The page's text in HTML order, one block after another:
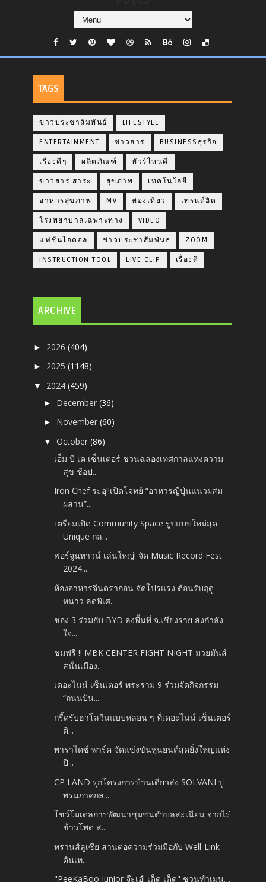
TAGS
ข่าวประชาสัมพันธ์ LIFESTYLE
ENTERTAINMENT ข่าวสาร BUSINESSธุรกิจ
เรื่องดีๆ ผลิตภัณฑ์ ทัวร์ไหนดี
ข่าวสาร สาระ สุขภาพ เทคโนโลยี
อาหารสุขภาพ MV ท่องเที่ยว เทรนด์ฮิต
โรงพยาบาลเฉพาะทาง VIDEO
แฟชั่นไอดอล ข่าวประชาสัมพันธ ZOOM
INSTRUCTION TOOL LIVE CLIP เรื่องดี
ARCHIVE
► 2026(404)
► 2025(1148)
▼ 2024(459)
► December(36)
► November(60)
▼October(86)
เอ็ม บี เค เซ็นเตอร์ ชวนฉลองเทศกาลแห่งความ
สุข ช้อป...
Iron Chef ระอุ!!เปิดโจทย์ “อาหารญี่ปุ่นแนวผสม
ผสาน”...
เตรียมเปิด Community Space รูปแบบใหม่สุด
Unique กล...
ฟอร์จูนทาวน์ เล่นใหญ่! จัด Music Record Fest
2024...
ห้องอาหารจีนดรากอน จัดโปรแรง ต้อนรับฤดู
หนาว ลดพิเศ...
ช่อง 3 ร่วมกับ BYD ลงพื้นที่ จ.เชียงราย ส่งกำลัง
ใจ...
ชมฟรี !! MBK CENTER FIGHT NIGHT มวยมันส์
สนั่นเมือง...
เดอะไนน์ เซ็นเตอร์ พระราม 9 ร่วมจัดกิจกรรม
“ถนนปัน...
กรี้ดรับฮาโลวีนแบบหลอน ๆ ที่เดอะไนน์ เซ็นเตอร์
ติ...
พาราไดซ์ พาร์ค จัดแข่งขันหุ่นยนต์สุดยิ่งใหญ่แห่ง
ปี...
CP LAND รุกโครงการบ้านเดี่ยวส่ง SŌLVANI ปู
พรมภาคกล...
โชว์โมเดลการพัฒนาชุมชนตำบลสะเนียน จากไร่
ข้าวโพด ส...
ทรานส์ลูเซีย สานต่อความร่วมมือกับ Well-Link
ดันเท...
"PeeKaBoo Junior จ๊ะเอ๋! เด็ด เด็ด" ชวนทำเมนู…